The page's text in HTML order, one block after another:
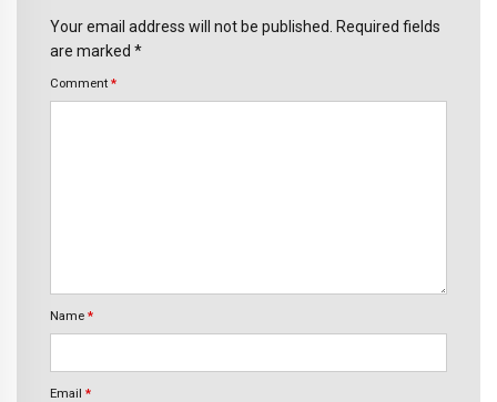
Your email address will not be published. Required fields
are marked *
Comment *
Name *
Email *